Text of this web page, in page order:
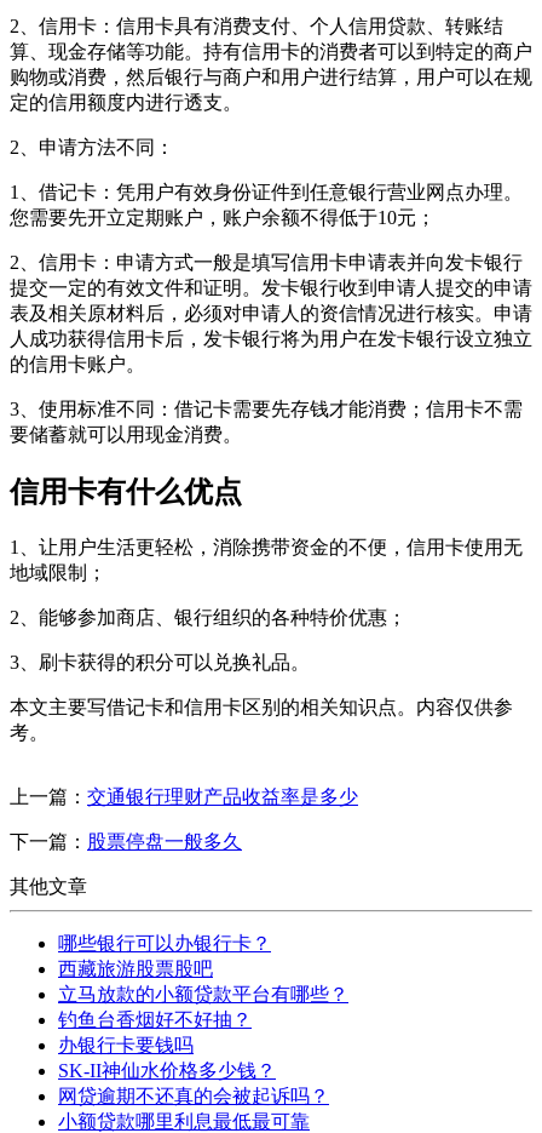
2、信用卡：信用卡具有消费支付、个人信用贷款、转账结
算、现金存储等功能。持有信用卡的消费者可以到特定的商户
购物或消费，然后银行与商户和用户进行结算，用户可以在规
定的信用额度内进行透支。
2、申请方法不同：
1、借记卡：凭用户有效身份证件到任意银行营业网点办理。
您需要先开立定期账户，账户余额不得低于10元；
2、信用卡：申请方式一般是填写信用卡申请表并向发卡银行
提交一定的有效文件和证明。发卡银行收到申请人提交的申请
表及相关原材料后，必须对申请人的资信情况进行核实。申请
人成功获得信用卡后，发卡银行将为用户在发卡银行设立独立
的信用卡账户。
3、使用标准不同：借记卡需要先存钱才能消费；信用卡不需
要储蓄就可以用现金消费。
信用卡有什么优点
1、让用户生活更轻松，消除携带资金的不便，信用卡使用无
地域限制；
2、能够参加商店、银行组织的各种特价优惠；
3、刷卡获得的积分可以兑换礼品。
本文主要写借记卡和信用卡区别的相关知识点。内容仅供参
考。
上一篇： 交通银行理财产品收益率是多少
下一篇： 股票停盘一般多久
其他文章
哪些银行可以办银行卡？
西藏旅游股票股吧
立马放款的小额贷款平台有哪些？
钓鱼台香烟好不好抽？
办银行卡要钱吗
SK-II神仙水价格多少钱？
网贷逾期不还真的会被起诉吗？
小额贷款哪里利息最低最可靠